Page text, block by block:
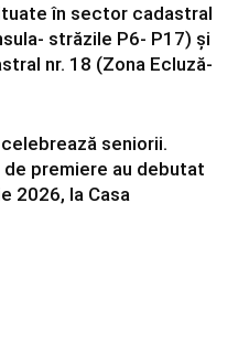
în sector cadastral
străzile P6- P17) și
nr. 18 (Zona Ecluză-
seniorii.
de premiere au debutat
2026, la Casa